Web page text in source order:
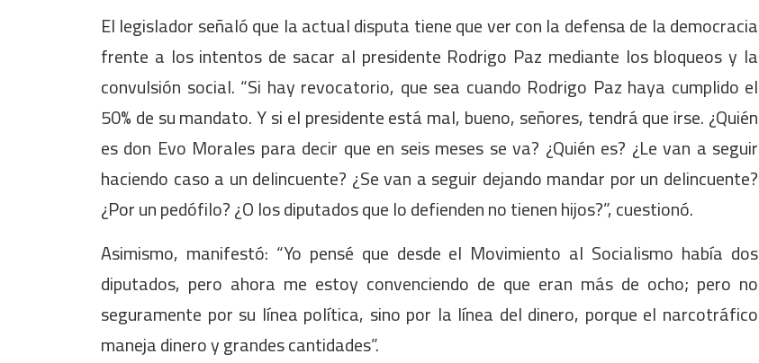
El legislador señaló que la actual disputa tiene que ver con la defensa de la democracia
frente a los intentos de sacar al presidente Rodrigo Paz mediante los bloqueos y la
convulsión social. “Si hay revocatorio, que sea cuando Rodrigo Paz haya cumplido el
50% de su mandato. Y si el presidente está mal, bueno, señores, tendrá que irse. ¿Quién
es don Evo Morales para decir que en seis meses se va? ¿Quién es? ¿Le van a seguir
haciendo caso a un delincuente? ¿Se van a seguir dejando mandar por un delincuente?
¿Por un pedófilo? ¿O los diputados que lo defienden no tienen hijos?”, cuestionó.
Asimismo, manifestó: “Yo pensé que desde el Movimiento al Socialismo había dos
diputados, pero ahora me estoy convenciendo de que eran más de ocho; pero no
seguramente por su línea política, sino por la línea del dinero, porque el narcotráfico
maneja dinero y grandes cantidades”.